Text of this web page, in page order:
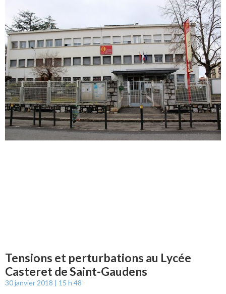
Tensions et perturbations au Lycée
Casteret de Saint-Gaudens
30 janvier 2018 15 h 48